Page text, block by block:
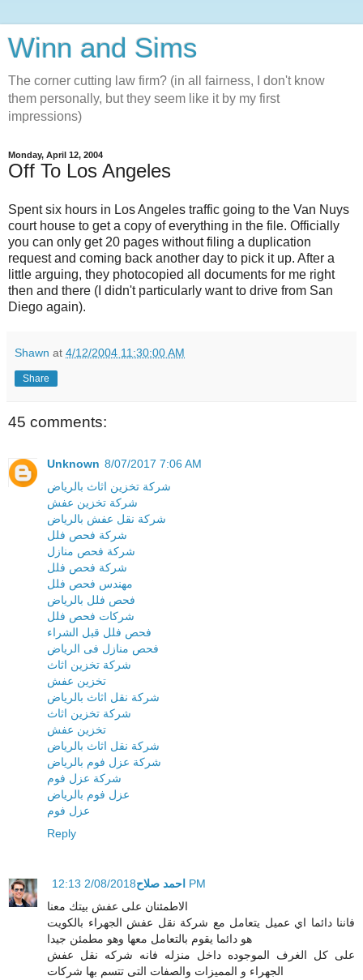
Winn and Sims
The corner cutting law firm? (in all fairness, I don't know
them personally, but they seem like it by my first
impressions)
Monday, April 12, 2004
Off To Los Angeles
Spent six hours in Los Angeles traffic going to the Van Nuys
court house to get a copy of everything in the file. Officially
you can only get 20 pages without filing a duplication
request and coming back another day to pick it up. After a
little arguing, they photocopied all documents for me right
then and there (I didn't particularly want to drive from San
Diego again).
Shawn at 4/12/2004 11:30:00 AM
Share
45 comments:
Unknown 8/07/2017 7:06 AM
شركة تخزين اثاث بالرياض
شركة تخزين عفش
شركة نقل عفش بالرياض
شركة فحص فلل
شركة فحص منازل
شركة فحص فلل
مهندس فحص فلل
فحص فلل بالرياض
شركات فحص فلل
فحص فلل قبل الشراء
فحص منازل فى الرياض
شركة تخزين اثاث
تخزين عفش
شركة نقل اثاث بالرياض
شركة تخزين اثاث
تخزين عفش
شركة نقل اثاث بالرياض
شركة عزل فوم بالرياض
شركة عزل فوم
عزل فوم بالرياض
عزل فوم
Reply
احمد صلاح 2/08/2018 12:13 PM
الاطمئنان على عفش بيتك معنا
فاننا دائما اي عميل يتعامل مع شركة نقل عفش الجهراء بالكويت
هو دائما يقوم بالتعامل معها وهو مطمئن جيدا
على كل الغرف الموجوده داخل منزله فانه شركه نقل عفش
الجهراء و المميزات والصفات التى تتسم بها شركات